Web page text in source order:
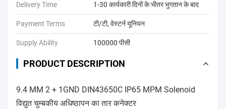
Delivery Time 1-30 कार्यकारी दिनों के भीतर भुगतान के बाद
Payment Terms टी/टी, वेस्टर्न यूनियन
Supply Ability 100000 पीसी
PRODUCT DESCRIPTION
9.4 MM 2 + 1GND DIN43650C IP65 MPM Solenoid
विद्युत चुम्बकीय अधिष्ठापन का तार कनेक्टर